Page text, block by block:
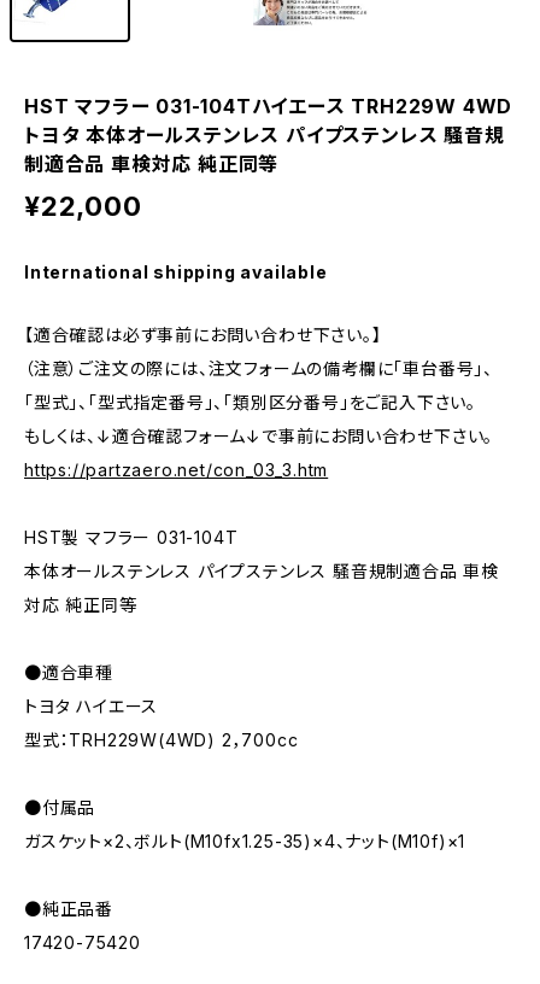
HST マフラー 031-104Tハイエース TRH229W 4WD
トヨタ 本体オールステンレス パイプステンレス 騒音規
制適合品 車検対応 純正同等
¥22,000
International shipping available
【適合確認は必ず事前にお問い合わせ下さい。】
（注意）ご注文の際には、注文フォームの備考欄に「車台番号」、
「型式」、「型式指定番号」、「類別区分番号」をご記入下さい。
もしくは、↓適合確認フォーム↓で事前にお問い合わせ下さい。
https://partzaero.net/con_03_3.htm
HST製 マフラー 031-104T
本体オールステンレス パイプステンレス 騒音規制適合品 車検
対応 純正同等
●適合車種
トヨタ ハイエース
型式：TRH229W(4WD) 2，700cc
●付属品
ガスケット×2、ボルト(M10fx1.25-35)×4、ナット(M10f)×1
●純正品番
17420-75420